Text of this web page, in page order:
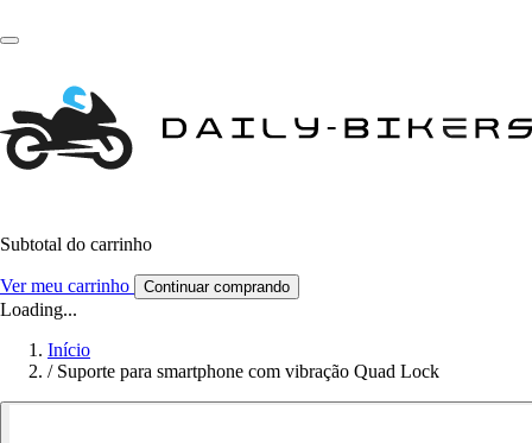
Subtotal do carrinho
Ver meu carrinho Continuar comprando
Loading...
Início
/ Suporte para smartphone com vibração Quad Lock